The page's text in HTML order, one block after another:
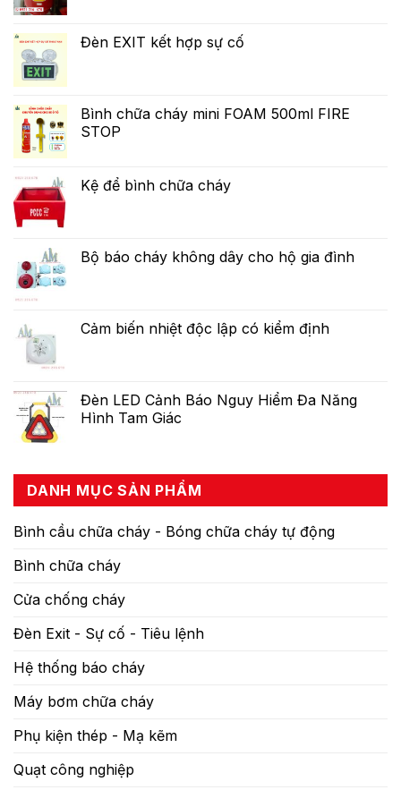
Đèn EXIT kết hợp sự cố
Bình chữa cháy mini FOAM 500ml FIRE
STOP
Kệ để bình chữa cháy
Bộ báo cháy không dây cho hộ gia đình
Cảm biến nhiệt độc lập có kiểm định
Đèn LED Cảnh Báo Nguy Hiểm Đa Năng
Hình Tam Giác
DANH MỤC SẢN PHẨM
Bình cầu chữa cháy - Bóng chữa cháy tự động
Bình chữa cháy
Cửa chống cháy
Đèn Exit - Sự cố - Tiêu lệnh
Hệ thống báo cháy
Máy bơm chữa cháy
Phụ kiện thép - Mạ kẽm
Quạt công nghiệp